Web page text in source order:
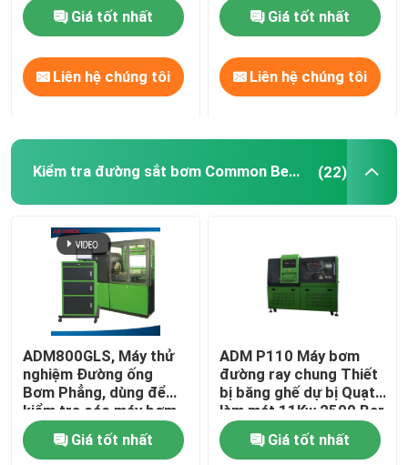
Tin tức
Các trường hợp
Common Rail Cuốn Injector thử nghiệm
Kiểm tra đường sắt bơm Common Bench
Nhiên liệu bơm Test Bench
Diesel Injector miếng chêm
Giá tốt nhất
Liên hệ chúng tôi
Giá tốt nhất
Liên hệ chúng tôi
Kiểm tra đường sắt bơm Common Bench (22)
ADM800GLS, Máy thử
nghiệm Đường ống
Bơm Phẳng, dùng để
kiểm tra các máy bơm
đường sắt khác nhau,
đo bằng cốcGiá tốt nhất
ADM P110 Máy bơm
đường ray chung Thiết
bị băng ghế dự bị Quạt
làm mát 11Kw 2500 Bar
Giá tốt nhất